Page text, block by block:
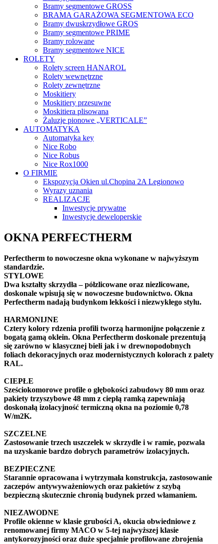
Bramy segmentowe GROSS
BRAMA GARAŻOWA SEGMENTOWA ECO
Bramy dwuskrzydłowe GROS
Bramy segmentowe PRIME
Bramy rolowane
Bramy segmentowe NICE
ROLETY
Rolety screen HANAROL
Rolety wewnętrzne
Rolety zewnętrzne
Moskitiery
Moskitiery przesuwne
Moskitiera plisowana
Żaluzje pionowe „VERTICALE”
AUTOMATYKA
Automatyka key
Nice Robo
Nice Robus
Nice Rox1000
O FIRMIE
Ekspozycja Okien ul.Chopina 2A Legionowo
Wyrazy uznania
REALIZACJE
Inwestycje prywatne
Inwestycje deweloperskie
OKNA PERFECTHERM
Perfectherm to nowoczesne okna wykonane w najwyższym
standardzie.
STYLOWE
Dwa kształty skrzydła – półzlicowane oraz niezlicowane,
doskonale wpisują się w nowoczesne budownictwo. Okna
Perfectherm nadają budynkom lekkości i niezwykłego stylu.
HARMONIJNE
Cztery kolory rdzenia profili tworzą harmonijne połączenie z
bogatą gamą oklein. Okna Perfectherm doskonale prezentują
się zarówno w klasycznej bieli jak i w drewnopodobnych
foliach dekoracyjnych oraz modernistycznych kolorach z palety
RAL.
CIEPŁE
Sześciokomorowe profile o głębokości zabudowy 80 mm oraz
pakiety trzyszybowe 48 mm z ciepłą ramką zapewniają
doskonałą izolacyjność termiczną okna na poziomie 0,78
W/m2K.
SZCZELNE
Zastosowanie trzech uszczelek w skrzydle i w ramie, pozwala
na uzyskanie bardzo dobrych parametrów izolacyjnych.
BEZPIECZNE
Starannie opracowana i wytrzymała konstrukcja, zastosowanie
zaczepów antywyważeniowych oraz pakietów z szybą
bezpieczną skutecznie chronią budynek przed włamaniem.
NIEZAWODNE
Profile okienne w klasie grubości A, okucia obwiedniowe z
renomowanej firmy MACO w 5-tej najwyższej klasie
antykorozyjności oraz duże specjalnie profilowane zbrojenia